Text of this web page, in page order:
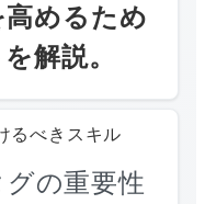
めるため
解説。
るべきスキル
の重要性